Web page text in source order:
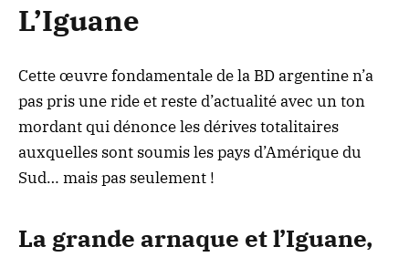
L’Iguane
Cette œuvre fondamentale de la BD argentine n’a
pas pris une ride et reste d’actualité avec un ton
mordant qui dénonce les dérives totalitaires
auxquelles sont soumis les pays d’Amérique du
Sud… mais pas seulement !
La grande arnaque et l’Iguane,